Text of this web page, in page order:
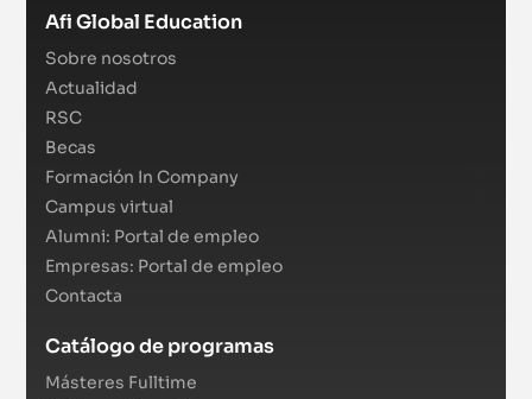
Afi Global Education
Sobre nosotros
Actualidad
RSC
Becas
Formación In Company
Campus virtual
Alumni: Portal de empleo
Empresas: Portal de empleo
Contacta
Catálogo de programas
Másteres Fulltime